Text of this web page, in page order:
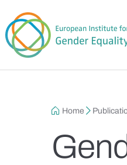
Home